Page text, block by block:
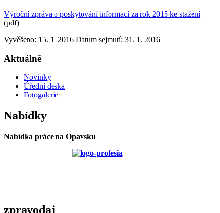
Výroční zpráva o poskytování informací za rok 2015 ke stažení
(pdf)
Vyvěšeno: 15. 1. 2016 Datum sejmutí: 31. 1. 2016
Aktuálně
Novinky
Úřední deska
Fotogalerie
Nabídky
Nabídka práce na Opavsku
zpravodaj